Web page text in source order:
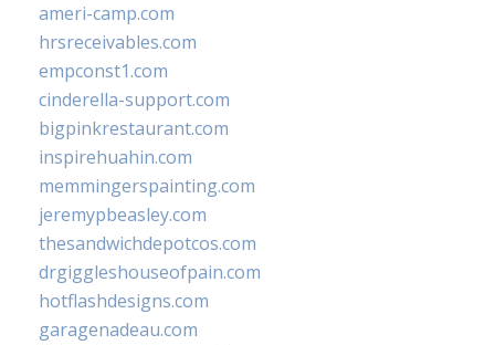
ameri-camp.com
hrsreceivables.com
empconst1.com
cinderella-support.com
bigpinkrestaurant.com
inspirehuahin.com
memmingerspainting.com
jeremypbeasley.com
thesandwichdepotcos.com
drgiggleshouseofpain.com
hotflashdesigns.com
garagenadeau.com